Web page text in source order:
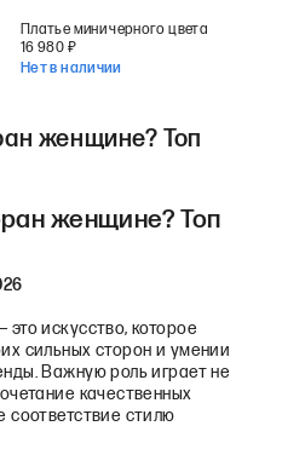
Платье мини черного цвета
16 980 ₽
Нет в наличии
женщине? Топ
женщине? Топ
это искусство, которое
сильных сторон и умении
Важную роль играет не
качественных
соответствие стилю